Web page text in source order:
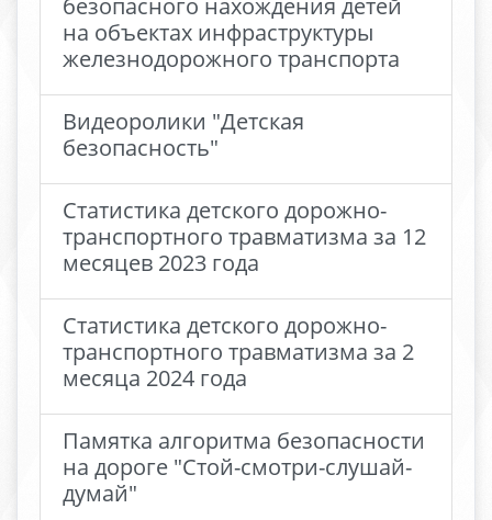
безопасного нахождения детей
на объектах инфраструктуры
железнодорожного транспорта
Видеоролики "Детская
безопасность"
Статистика детского дорожно-
транспортного травматизма за 12
месяцев 2023 года
Статистика детского дорожно-
транспортного травматизма за 2
месяца 2024 года
Памятка алгоритма безопасности
на дороге "Стой-смотри-слушай-
думай"